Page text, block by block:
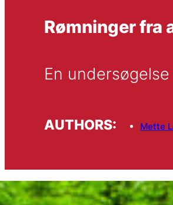
Rømninger fra
En
AUTHORS: Mette